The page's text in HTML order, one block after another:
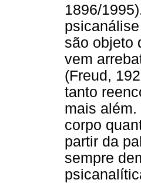
1896/
são objeto
vem
(Freud,
tanto
mais
corpo
partir da
sempre